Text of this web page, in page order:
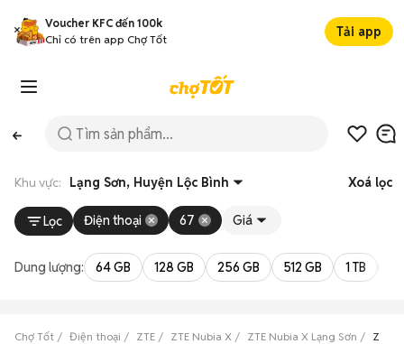
Voucher KFC đến 100k
Chỉ có trên app Chợ Tốt
Tải app
Khu vực: Lạng Sơn, Huyện Lộc Bình Xoá lọc
Lọc Điện thoại 67 Giá
Dung lượng: 64 GB 128 GB 256 GB 512 GB 1 TB
Chợ Tốt Điện thoại ZTE ZTE Nubia X ZTE Nubia X Lạng Sơn ZTE